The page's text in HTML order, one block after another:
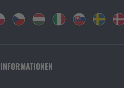
INFORMATIONEN